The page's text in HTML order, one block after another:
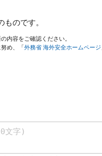
のです。
内容をご確認ください。
め、「 外務省 海外安全ホームページ